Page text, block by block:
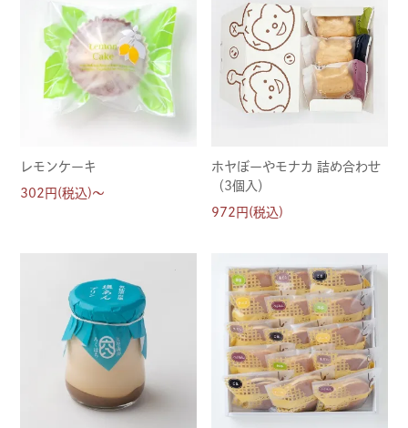
レモンケーキ
302円(税込)～
ホヤぼーやモナカ 詰め合わせ
（3個入）
972円(税込)